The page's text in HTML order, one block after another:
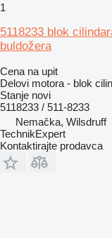
1
5118233 blok
buldožera
Cena na upit
Delovi motora - blok
Stanje novi
5118233 / 511-8233
Nemačka, Wilsdruff
TechnikExpert
Kontaktirajte prodavca